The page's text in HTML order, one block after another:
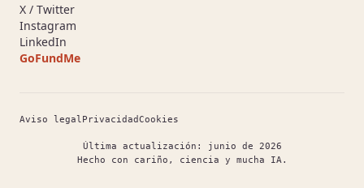
X / Twitter(se abre en una pestaña nueva)
Instagram
LinkedIn
GoFundMe
(se abre en una pestaña nueva)
Aviso legal PrivacidadCookies
Última actualización: junio de 2026
Hecho con cariño, ciencia y mucha IA.